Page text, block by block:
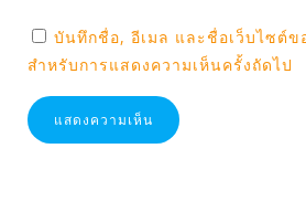
บันทึกชื่อ, อีเมล และชื่อเว็บไซต์ข
สำหรับการแสดงความเห็นครั้งถัดไป